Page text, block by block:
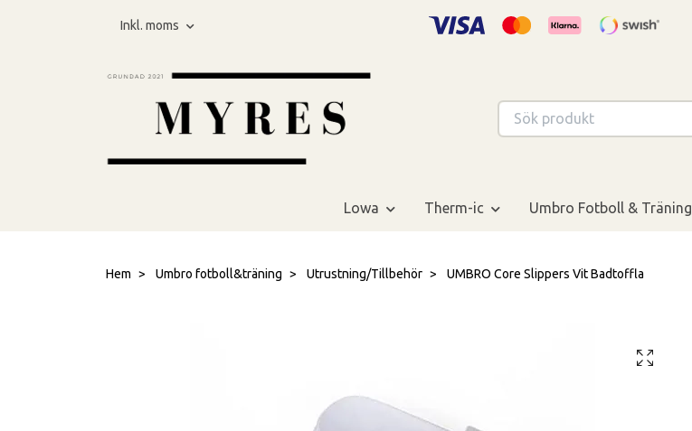
Inkl. moms
Lowa Therm-ic Umbro Fotboll & Träning
Hem Umbro fotboll&träning Utrustning/Tillbehör UMBRO Core Slippers Vit Badtoffla